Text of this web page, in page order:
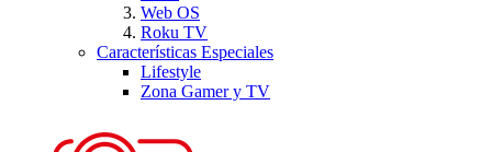
Web OS
Roku TV
Características Especiales
Lifestyle
Zona Gamer y TV